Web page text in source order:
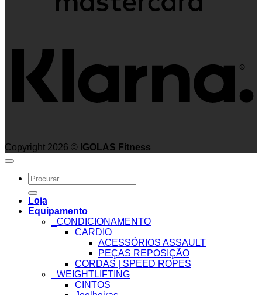
Copyright 2026 © IGOLAS Fitness
Search
for:
Loja
Equipamento
_CONDICIONAMENTO
CARDIO
ACESSÓRIOS ASSAULT
PEÇAS REPOSIÇÃO
CORDAS | SPEED ROPES
_WEIGHTLIFTING
CINTOS